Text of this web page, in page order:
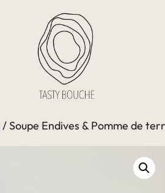
/ Soupe Endives & Pomme de